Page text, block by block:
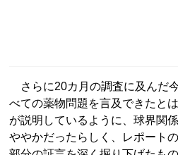
さらに20カ月の調査に及んだ
べての薬物問題を言及できたと
が説明しているように、球界関
ややかだったらしく、レポート